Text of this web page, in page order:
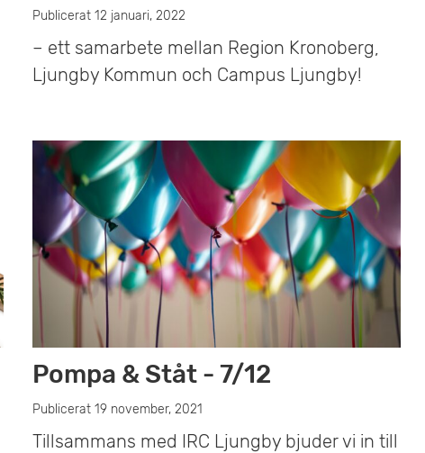
Publicerat 12 januari, 2022
– ett samarbete mellan Region Kronoberg,
Ljungby Kommun och Campus Ljungby!
Pompa & Ståt - 7/12
Publicerat 19 november, 2021
Tillsammans med IRC Ljungby bjuder vi in till